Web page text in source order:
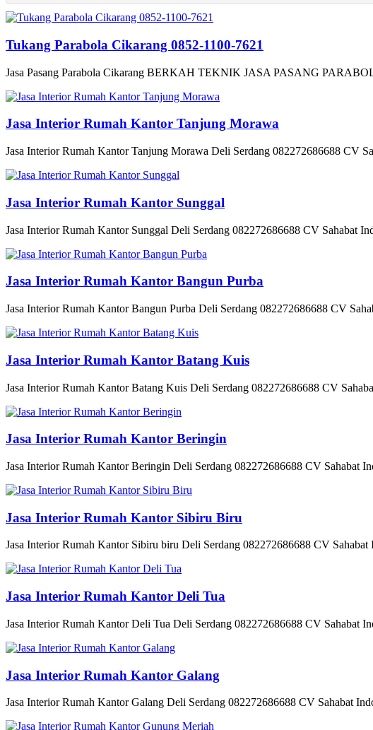
Tukang Parabola Cikarang 0852-1100-7621
Jasa Pasang Parabola Cikarang BERKAH TEKNIK JASA PASANG
Jasa Interior Rumah Kantor Tanjung Morawa
Jasa Interior Rumah Kantor Tanjung Morawa Deli Serdang 082272686688 CV
Jasa Interior Rumah Kantor Sunggal
Jasa Interior Rumah Kantor Sunggal Deli Serdang 082272686688 CV Sahabat
Jasa Interior Rumah Kantor Bangun Purba
Jasa Interior Rumah Kantor Bangun Purba Deli Serdang 082272686688 CV
Jasa Interior Rumah Kantor Batang Kuis
Jasa Interior Rumah Kantor Batang Kuis Deli Serdang 082272686688 CV
Jasa Interior Rumah Kantor Beringin
Jasa Interior Rumah Kantor Beringin Deli Serdang 082272686688 CV Sahabat
Jasa Interior Rumah Kantor Sibiru Biru
Jasa Interior Rumah Kantor Sibiru biru Deli Serdang 082272686688 CV
Jasa Interior Rumah Kantor Deli Tua
Jasa Interior Rumah Kantor Deli Tua Deli Serdang 082272686688 CV Sahabat
Jasa Interior Rumah Kantor Galang
Jasa Interior Rumah Kantor Galang Deli Serdang 082272686688 CV Sahabat